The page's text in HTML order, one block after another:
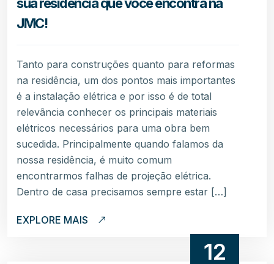
JMC!
Tanto para construções quanto para reformas
na residência, um dos pontos mais importantes
é a instalação elétrica e por isso é de total
relevância conhecer os principais materiais
elétricos necessários para uma obra bem
sucedida. Principalmente quando falamos da
nossa residência, é muito comum
encontrarmos falhas de projeção elétrica.
Dentro de casa precisamos sempre estar […]
EXPLORE MAIS
12